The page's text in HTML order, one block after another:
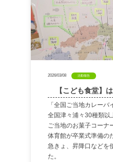
一緒にあそびたい子も
活動を応援してくれる
ぜひInstagramをみてく
2026/03/08 活動報告
【こども食堂】
「全国ご当地カレーバ
全国津々浦々30種類以
ご当地のお菓子コーナ
体育館が卒業式準備の
急きょ、昇降口などを
た。